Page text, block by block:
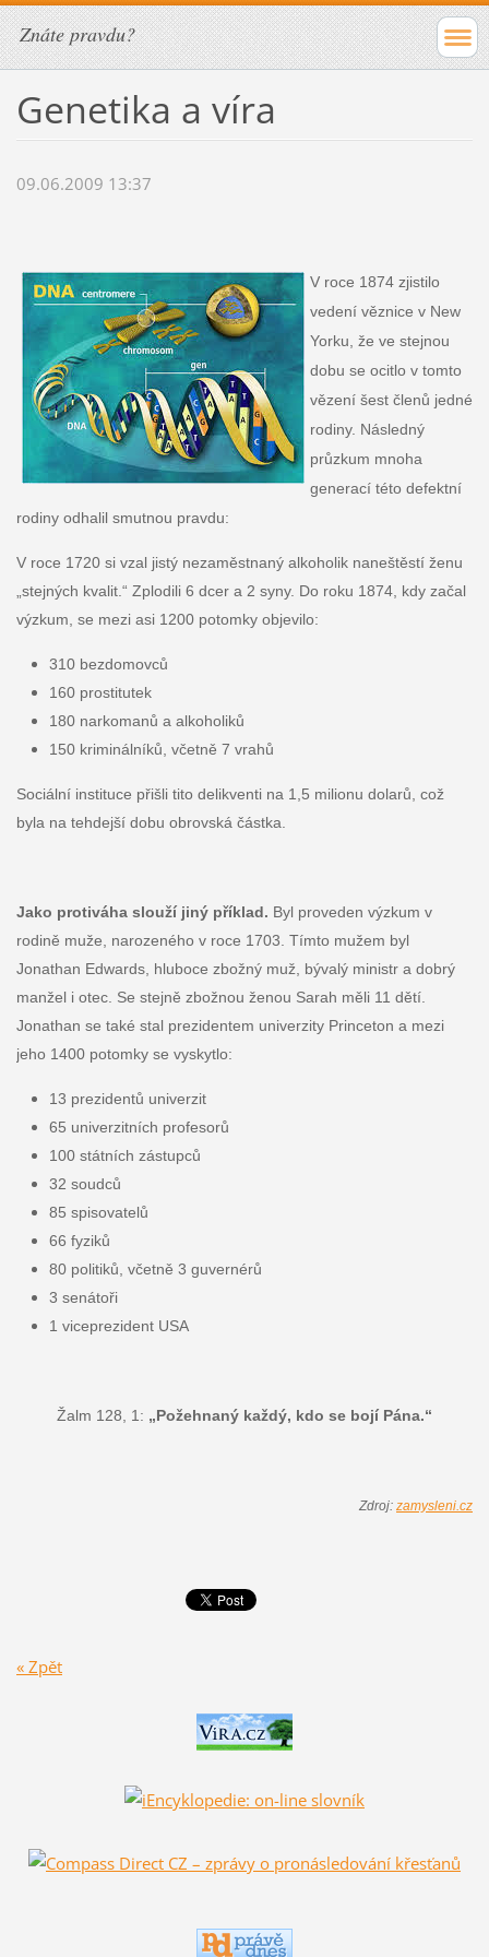
Znáte pravdu?
Genetika a víra
09.06.2009 13:37
V roce 1874 zjistilo
vedení věznice v New
Yorku, že ve stejnou
dobu se ocitlo v tomto
vězení šest členů jedné
rodiny. Následný
průzkum mnoha
generací této defektní
rodiny odhalil smutnou pravdu:
V roce 1720 si vzal jistý nezaměstnaný alkoholik naneštěstí ženu
„stejných kvalit.“ Zplodili 6 dcer a 2 syny. Do roku 1874, kdy začal
výzkum, se mezi asi 1200 potomky objevilo:
310 bezdomovců
160 prostitutek
180 narkomanů a alkoholiků
150 kriminálníků, včetně 7 vrahů
Sociální instituce přišli tito delikventi na 1,5 milionu dolarů, což
byla na tehdejší dobu obrovská částka.
Jako protiváha slouží jiný příklad. Byl proveden výzkum v
rodině muže, narozeného v roce 1703. Tímto mužem byl
Jonathan Edwards, hluboce zbožný muž, bývalý ministr a dobrý
manžel i otec. Se stejně zbožnou ženou Sarah měli 11 dětí.
Jonathan se také stal prezidentem univerzity Princeton a mezi
jeho 1400 potomky se vyskytlo:
13 prezidentů univerzit
65 univerzitních profesorů
100 státních zástupců
32 soudců
85 spisovatelů
66 fyziků
80 politiků, včetně 3 guvernérů
3 senátoři
1 viceprezident USA
Žalm 128, 1: „Požehnaný každý, kdo se bojí Pána.“
Zdroj:zamysleni.cz
« Zpět